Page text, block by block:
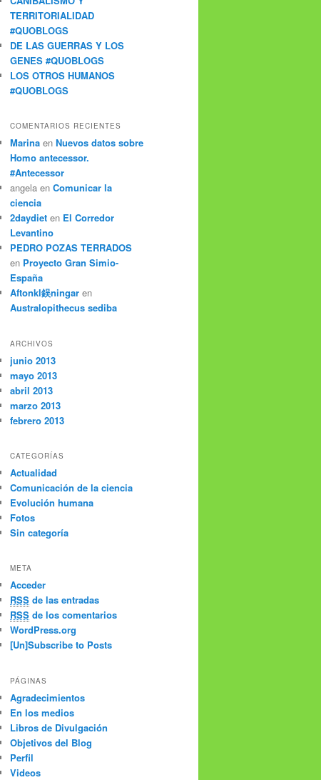
TERRITORIALIDAD
#QUOBLOGS
DE LAS GUERRAS Y LOS
GENES #QUOBLOGS
LOS OTROS HUMANOS
#QUOBLOGS
COMENTARIOS RECIENTES
Marina en Nuevos datos sobre
Homo antecessor.
#Antecessor
angela en Comunicar la
ciencia
2daydiet en El Corredor
Levantino
PEDRO POZAS TERRADOS
en Proyecto Gran Simio-
España
Aftonkl鋘ningar en
Australopithecus sediba
ARCHIVOS
junio 2013
mayo 2013
abril 2013
marzo 2013
febrero 2013
CATEGORÍAS
Actualidad
Comunicación de la ciencia
Evolución humana
Fotos
Sin categoría
META
Acceder
RSS de las entradas
RSS de los comentarios
WordPress.org
[Un]Subscribe to Posts
PÁGINAS
Agradecimientos
En los medios
Libros de Divulgación
Objetivos del Blog
Perfil
Videos